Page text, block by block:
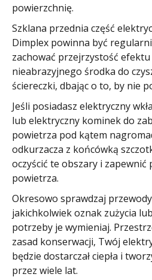
powierzchnię.
Szklana przednia część
Dimplex powinna być
zachować przejrzystość efektu
nieabrazyjnego środka do
ściereczki, dbając o to, by nie
Jeśli posiadasz elektryczny
lub elektryczny kominek do
powietrza pod kątem
odkurzacza z końcówką
oczyścić te obszary i zapewnić
powietrza.
Okresowo sprawdzaj
jakichkolwiek oznak zużycia
potrzeby je wymieniaj.
zasad konserwacji, Twój
będzie dostarczał ciepła i
przez wiele lat.